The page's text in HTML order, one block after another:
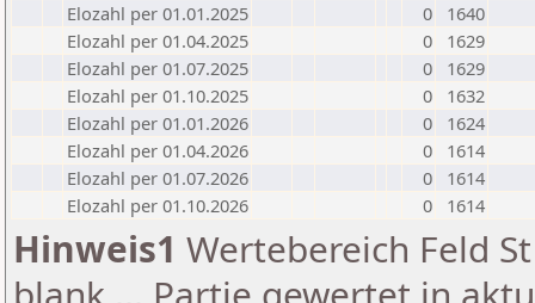
Elozahl per 01.01.2025
0
1640
Elozahl per 01.04.2025
0
1629
Elozahl per 01.07.2025
0
1629
Elozahl per 01.10.2025
0
1632
Elozahl per 01.01.2026
0
1624
Elozahl per 01.04.2026
0
1614
Elozahl per 01.07.2026
0
1614
Elozahl per 01.10.2026
0 1614
Hinweis1 Wertebereich Feld